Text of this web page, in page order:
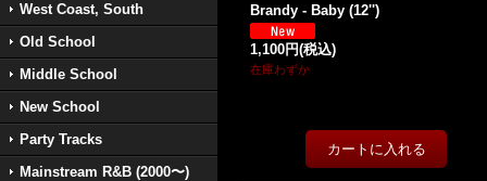
West Coast, South
Old School
Middle School
New School
Party Tracks
Mainstream R&B (2000〜)
Brandy - Baby (12'')
1,100円(税込)
在庫わずか